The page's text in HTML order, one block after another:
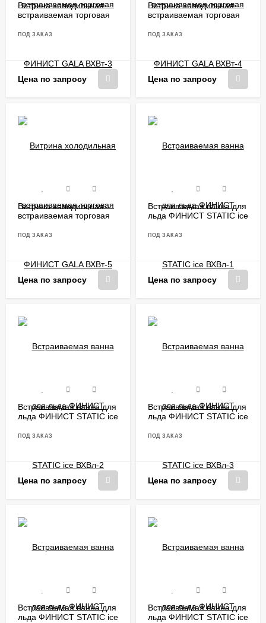
Витрина холодильная
встраиваемая торговая
ПОД ЗАКАЗ
Цена по запросу
Витрина холодильная
встраиваемая торговая
ПОД ЗАКАЗ
Цена по запросу
Витрина холодильная
встраиваемая торговая
ПОД ЗАКАЗ
Цена по запросу
Встраиваемая ванна для
льда ФИНИСТ STATIC ice
ПОД ЗАКАЗ
Цена по запросу
Встраиваемая ванна для
льда ФИНИСТ STATIC ice
ПОД ЗАКАЗ
Цена по запросу
Встраиваемая ванна для
льда ФИНИСТ STATIC ice
ПОД ЗАКАЗ
Цена по запросу
Встраиваемая ванна для
льда ФИНИСТ STATIC ice
Встраиваемая ванна для
льда ФИНИСТ STATIC ice